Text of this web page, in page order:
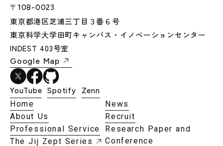
〒108-0023
東京都港区芝浦三丁目３番６号
東京科学大学田町キャンパス・イノベーションセンター
INDEST 403号室
Google Map
YouTube Spotify Zenn
Home
About Us
Professional Service
The Jij Zept Series
News
Recruit
Research Paper and
Conference